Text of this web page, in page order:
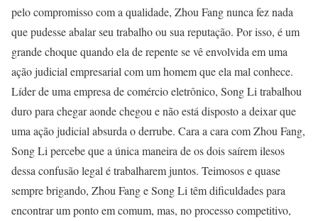
pelo compromisso com a qualidade, Zhou Fang nunca fez nada
que pudesse abalar seu trabalho ou sua reputação. Por isso, é um
grande choque quando ela de repente se vê envolvida em uma
ação judicial empresarial com um homem que ela mal conhece.
Líder de uma empresa de comércio eletrônico, SongLi trabalhou
duro para chegar aonde chegou e não está disposto a deixar que
uma ação judicial absurda o derrube. Cara a cara com Zhou Fang,
Song Li percebe que a única maneira de os dois saírem ilesos
dessa confusão legal é trabalharem juntos. Teimosos e quase
sempre brigando, Zhou Fang e Song Li têm dificuldades para
encontrar um ponto em comum, mas, no processo competitivo,